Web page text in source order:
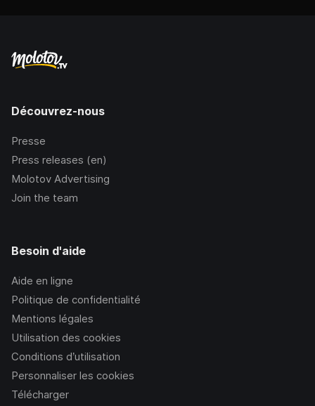
Découvrez-nous
Presse
Press releases (en)
Molotov Advertising
Join the team
Besoin d'aide
Aide en ligne
Politique de confidentialité
Mentions légales
Utilisation des cookies
Conditions d’utilisation
Personnaliser les cookies
Télécharger